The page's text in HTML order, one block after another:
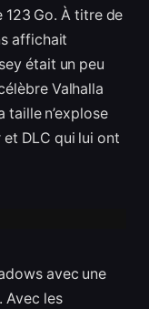
123 Go. À titre de
affichait
était un peu
Valhalla
taille n’explose
DLC qui lui ont
avec une
Avec les